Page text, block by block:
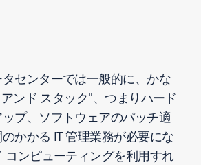
センターでは一般的に、かな
ンド スタック"、つまりハード
プ、ソフトウェアのパッチ適
かかる IT 管理業務が必要にな
コンピューティングを利用すれ